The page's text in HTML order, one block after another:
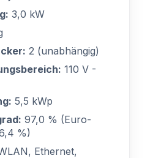
3,0 kW
2 (unabhängig)
110 V -
5,5 kWp
97,0 % (Euro-
%)
Ethernet,